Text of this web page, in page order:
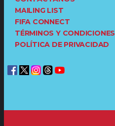
MAILING LIST
FIFA CONNECT
TÉRMINOS Y CONDICIONES
POLÍTICA DE PRIVACIDAD